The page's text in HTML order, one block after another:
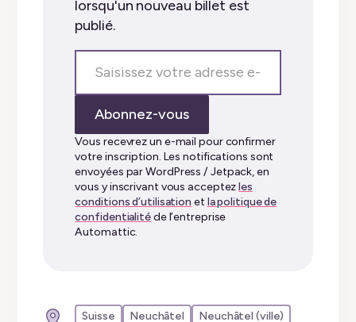
lorsqu'un nouveau billet est
publié.
votre
adresse
mail…
Abonnez-vous
Vous recevrez un e-mail pour confirmer
votre inscription. Les notifications sont
envoyées par WordPress / Jetpack, en
vous y inscrivant vous acceptezles
conditions d’utilisation et la politique de
confidentialitéde l’entreprise
Automattic.
Suisse Neuchâtel Neuchâtel (ville)